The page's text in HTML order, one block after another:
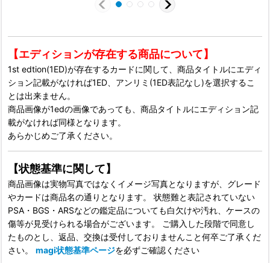
【エディションが存在する商品について】
1st edtion(1ED)が存在するカードに関して、商品タイトルにエディ
ション記載がなければ1ED、アンリミ(1ED表記なし)を選択するこ
とは出来ません。
商品画像が1edの画像であっても、商品タイトルにエディション記
載がなければ同様となります。
あらかじめご了承ください。
【状態基準に関して】
商品画像は実物写真ではなくイメージ写真となりますが、グレード
やカードは商品名の通りとなります。 状態難と表記されていない
PSA・BGS・ARSなどの鑑定品についても白欠けや汚れ、ケースの
傷等が見受けられる場合がございます。 ご購入した段階で同意し
たものとし、返品、交換は受付しておりませんこと何卒ご了承くだ
さい。 magi状態基準ページを必ずご確認ください